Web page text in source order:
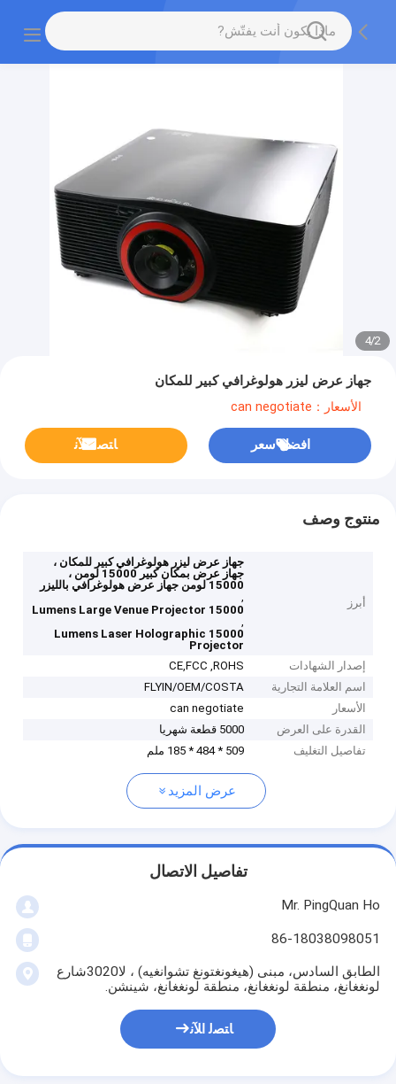
2
/
4
جهاز عرض ليزر هولوغرافي كبير للمكان
الأسعار：can negotiate
افضل سعر ﺎﺘﺼﻟ ﺍﻶﻧ
منتوج وصف
أبرز
جهاز عرض ليزر هولوغرافي كبير للمكان ،
جهاز عرض بمكان كبير 15000 لومن ،
15000 لومن جهاز عرض هولوغرافي بالليزر
,
15000 Lumens Large Venue Projector
,
15000 Lumens Laser Holographic
Projector
إصدار الشهادات
CE,FCC ,ROHS
اسم العلامة التجارية
FLYIN/OEM/COSTA
الأسعار
can negotiate
القدرة على العرض
5000 قطعة شهريا
تفاصيل التغليف
509 * 484 * 185 ملم
عرض المزيد
تفاصيل الاتصال
Mr. PingQuan Ho
86-18038098051
الطابق السادس، مبنى (هيغونغتونغ تشوانغيه) ، لا3020شارع
لونغغانغ، منطقة لونغغانغ، منطقة لونغغانغ، شينشن.
ﺎﺘﺼﻟ ﺍﻶﻧ